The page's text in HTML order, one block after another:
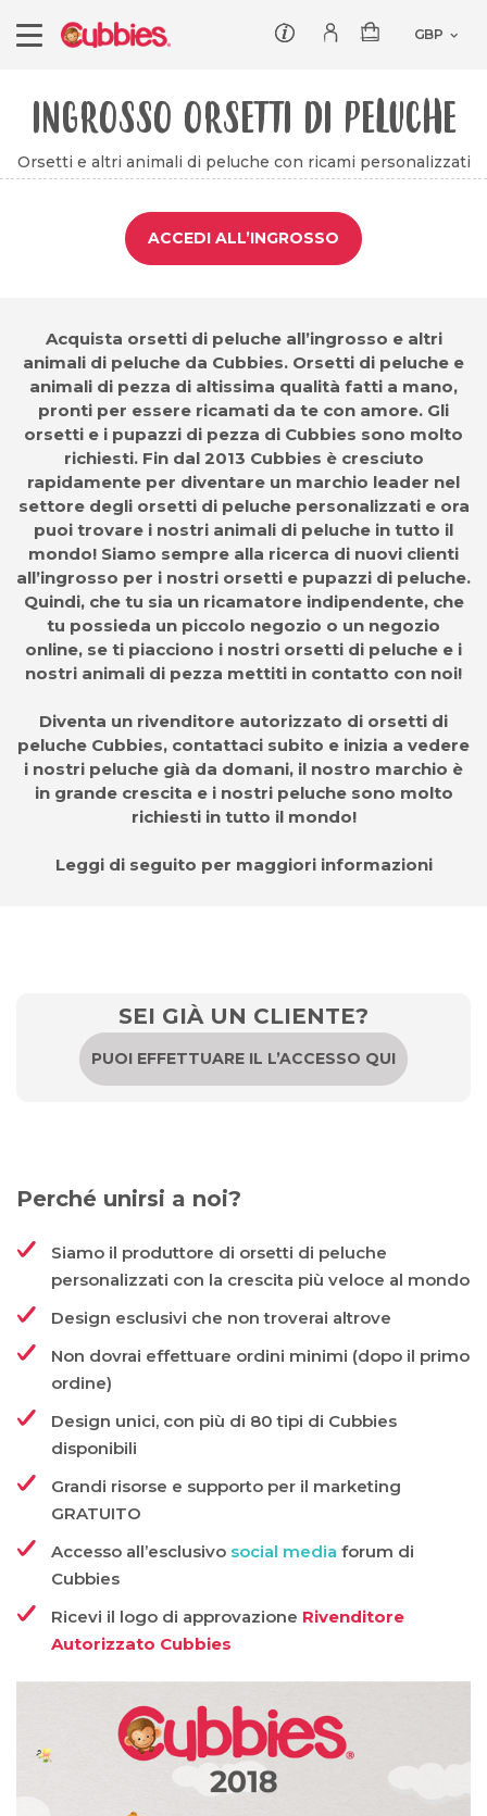
Customer service
Log In/Register
Products
Teddies
Baby Collection
Comforters
All Products
Wholesale
INGROSSO ORSETTI DI PELUCHE
Orsetti e altri animali di peluche con ricami personalizzati
ACCEDI ALL’INGROSSO
Acquista orsetti di peluche all’ingrosso e altri
animali di peluche da Cubbies. Orsetti di peluche e
animali di pezza di altissima qualità fatti a mano,
pronti per essere ricamati da te con amore. Gli
orsetti e i pupazzi di pezza di Cubbies sono molto
richiesti. Fin dal 2013 Cubbies è cresciuto
rapidamente per diventare un marchio leader nel
settore degli orsetti di peluche personalizzati e ora
puoi trovare i nostri animali di peluche in tutto il
mondo! Siamo sempre alla ricerca di nuovi clienti
all’ingrosso per i nostri orsetti e pupazzi di peluche.
Quindi, che tu sia un ricamatore indipendente, che
tu possieda un piccolo negozio o un negozio
online, se ti piacciono i nostri orsetti di peluche e i
nostri animali di pezza mettiti in contatto con noi!
Diventa un rivenditore autorizzato di orsetti di
peluche Cubbies, contattaci subito e inizia a vedere
i nostri peluche già da domani, il nostro marchio è
in grande crescita e i nostri peluche sono molto
richiesti in tutto il mondo!
Leggi di seguito per maggiori informazioni
SEI GIÀ UN CLIENTE?
PUOI EFFETTUARE IL L’ACCESSO QUI
Perché unirsi a noi?
Siamo il produttore di orsetti di peluche
personalizzati con la crescita più veloce al mondo
Design esclusivi che non troverai altrove
Non dovrai effettuare ordini minimi (dopo il primo
ordine)
Design unici, con più di 80 tipi di Cubbies
disponibili
Grandi risorse e supporto per il marketing
GRATUITO
Accesso all’esclusivo social media forum di
Cubbies
Ricevi il logo di approvazione Rivenditore
Autorizzato Cubbies